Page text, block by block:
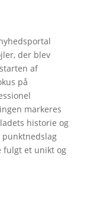
der blev
af
på
markeres
historie og
punktnedslag
fulgt et unikt og